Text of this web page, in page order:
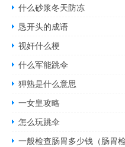
什么砂浆冬天防冻
恳开头的成语
视奸什么梗
什么军能跳伞
狎熟是什么意思
一女皇攻略
怎么玩跳伞
一般检查肠胃多少钱（肠胃